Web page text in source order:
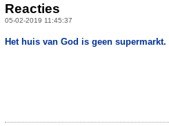
Reacties
05-02-2019 11:45:37
Het huis van God is geen supermarkt.